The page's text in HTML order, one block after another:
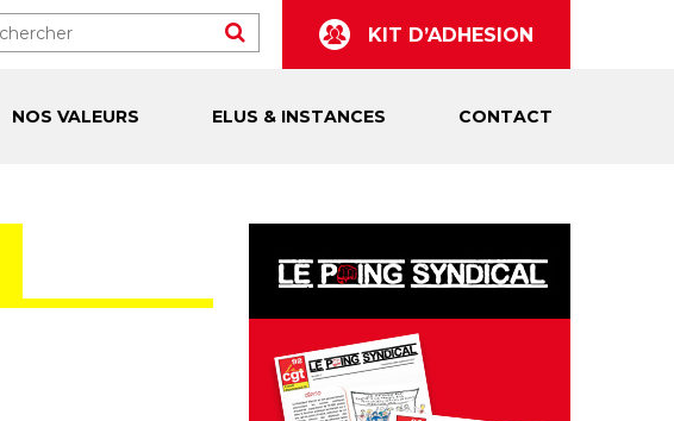
KIT D’ADHESION
NOS VALEURS ELUS & INSTANCES CONTACT